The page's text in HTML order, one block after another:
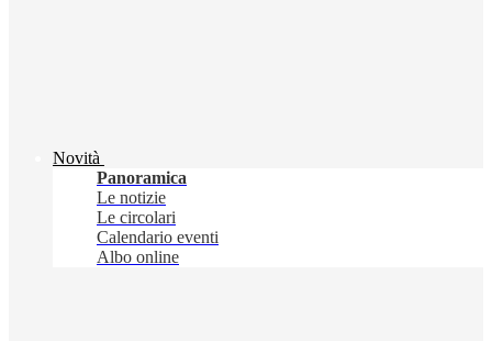
Novità
Panoramica
Le notizie
Le circolari
Calendario eventi
Albo online